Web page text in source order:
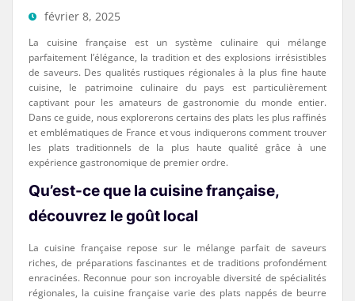
février 8, 2025
La cuisine française est un système culinaire qui mélange
parfaitement l’élégance, la tradition et des explosions irrésistibles
de saveurs. Des qualités rustiques régionales à la plus fine haute
cuisine, le patrimoine culinaire du pays est particulièrement
captivant pour les amateurs de gastronomie du monde entier.
Dans ce guide, nous explorerons certains des plats les plus raffinés
et emblématiques de France et vous indiquerons comment trouver
les plats traditionnels de la plus haute qualité grâce à une
expérience gastronomique de premier ordre.
Qu’est-ce que la cuisine française,
découvrez le goût local
La cuisine française repose sur le mélange parfait de saveurs
riches, de préparations fascinantes et de traditions profondément
enracinées. Reconnue pour son incroyable diversité de spécialités
régionales, la cuisine française varie des plats nappés de beurre